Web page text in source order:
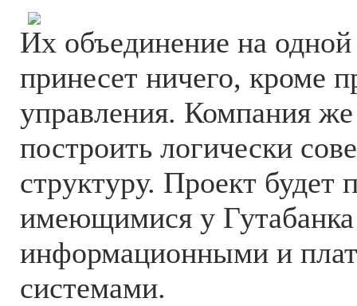
Их объединение на
принесет ничего, кроме
управления. Компания
построить логически
структуру. Проект будет
имеющимися у
информационными и
системами.